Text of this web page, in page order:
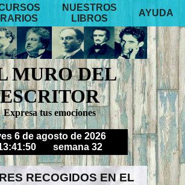
NUESTROS
LIBROS
AYUDA
MURO DEL
ESCRITOR
Expresa tus emociones
6 de agosto de 2026
semana 32
RECOGIDOS EN EL